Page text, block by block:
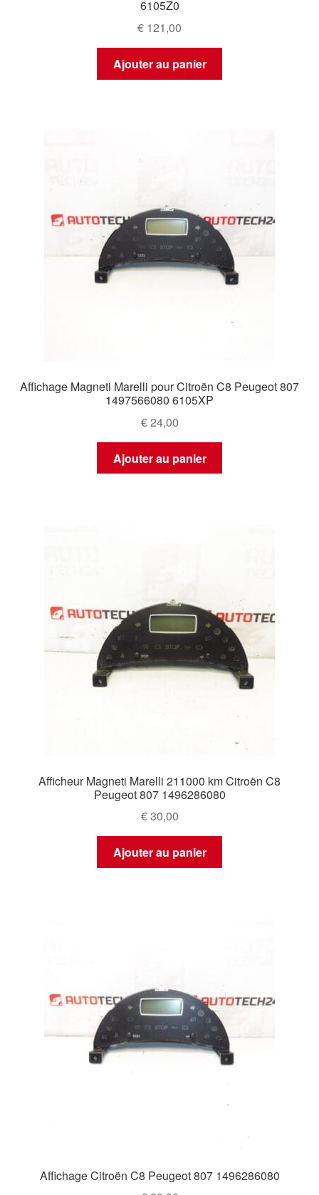
6105Z0
€ 121,00
Ajouter au panier
Affichage Magneti Marelli pour Citroën C8 Peugeot 807
1497566080 6105XP
€24,00
Ajouter au panier
Afficheur Magneti Marelli 211000 km Citroën C8
Peugeot 807 1496286080
€30,00
Ajouter au panier
Affichage Citroën C8 Peugeot 807 1496286080